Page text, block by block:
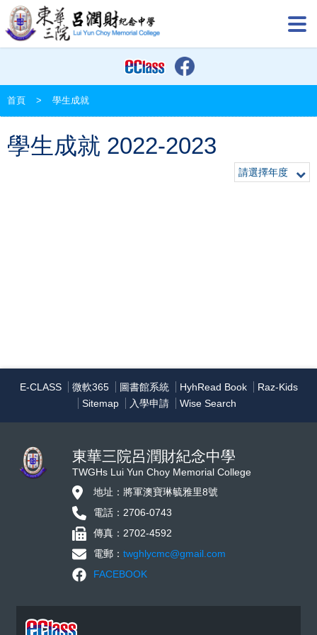
首頁 > 學生成就
學生成就 2022-2023
請選擇年度
E-CLASS 微軟365 圖書館系統 HyhRead Book
Raz-Kids
Sitemap
入學申請 Wise Search
東華三院呂潤財紀念中學
TWGHs Lui Yun Choy Memorial College
地址：將軍澳寶琳毓雅里8號
電話：2706-0743
傳真：2702-4592
電郵：twghlycmc@gmail.com
FACEBOOK